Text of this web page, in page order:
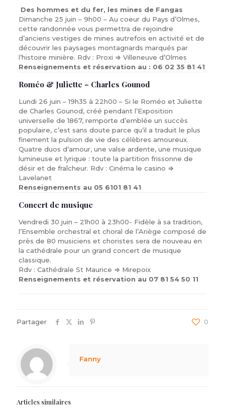
Des hommes et du fer, les mines de Fangas
Dimanche 25 juin – 9h00 – Au coeur du Pays d’Olmes,
cette randonnée vous permettra de rejoindre
d’anciens vestiges de mines autrefois en activité et de
découvrir les paysages montagnards marqués par
l’histoire minière. Rdv : Proxi ⇒ Villeneuve d’Olmes
Renseignements et réservation au : 06 02 35 81 41
Roméo & Juliette – Charles Gounod
Lundi 26 juin – 19h35 à 22h00 – Si le Roméo et Juliette
de Charles Gounod, créé pendant l’Exposition
universelle de 1867, remporte d’emblée un succès
populaire, c’est sans doute parce qu’il a traduit le plus
finement la pulsion de vie des célèbres amoureux.
Quatre duos d’amour, une valse ardente, une musique
lumineuse et lyrique : toute la partition frissonne de
désir et de fraîcheur. Rdv : Cinéma le casino ⇒
Lavelanet
Renseignements au 05 6101 81 41
Concert de musique
Vendredi 30 juin – 21h00 à 23h00- Fidèle à sa tradition,
l’Ensemble orchestral et choral de l’Ariège composé de
près de 80 musiciens et choristes sera de nouveau en
la cathédrale pour un grand concert de musique
classique.
Rdv : Cathédrale St Maurice ⇒ Mirepoix
Renseignements et réservation au 07 81 54 50 11
Partager 0
Fanny
Articles similaires